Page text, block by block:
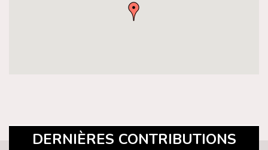
DERNIÈRES CONTRIBUTIONS